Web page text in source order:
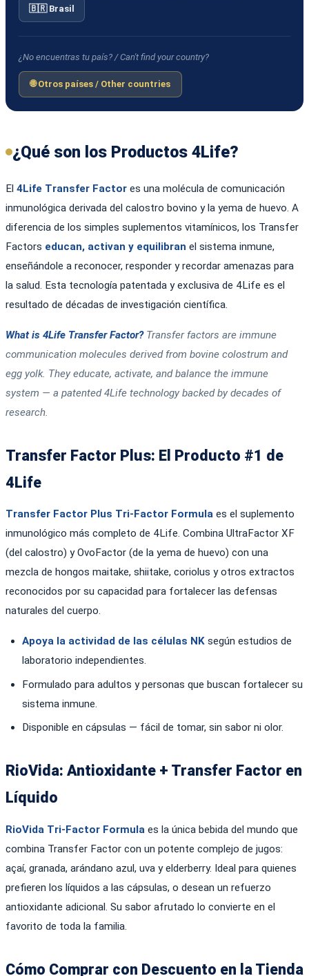
🇧🇷 Brasil
¿No encuentras tu país? / Can't find your country?
🌐 Otros países / Other countries
¿Qué son los Productos 4Life?
El 4Life Transfer Factor es una molécula de comunicación
inmunológica derivada del calostro bovino y la yema de huevo. A
diferencia de los simples suplementos vitamínicos, los Transfer
Factors educan, activan y equilibran el sistema inmune,
enseñándole a reconocer, responder y recordar amenazas para
la salud. Esta tecnología patentada y exclusiva de 4Life es el
resultado de décadas de investigación científica.
What is 4Life Transfer Factor?Transfer factors are immune
communication molecules derived from bovine colostrum and
egg yolk. They educate, activate, and balance the immune
system — a patented 4Life technology backed by decades of
research.
Transfer Factor Plus: El Producto #1 de
4Life
Transfer Factor Plus Tri-Factor Formula es el suplemento
inmunológico más completo de 4Life. Combina UltraFactor XF
(del calostro) y OvoFactor (de la yema de huevo) con una
mezcla de hongos maitake, shiitake, coriolus y otros extractos
reconocidos por su capacidad para fortalecer las defensas
naturales del cuerpo.
Apoya la actividad de las células NK según estudios de
laboratorio independientes.
Formulado para adultos y personas que buscan fortalecer su
sistema inmune.
Disponible en cápsulas — fácil de tomar, sin sabor ni olor.
RioVida: Antioxidante + Transfer Factor en
Líquido
RioVida Tri-Factor Formula es la única bebida del mundo que
combina Transfer Factor con un potente complejo de jugos:
açaí, granada, arándano azul, uva y elderberry. Ideal para quienes
prefieren los líquidos a las cápsulas, o desean un refuerzo
antioxidante adicional. Su sabor afrutado lo convierte en el
favorito de toda la familia.
Cómo Comprar con Descuento en la Tienda